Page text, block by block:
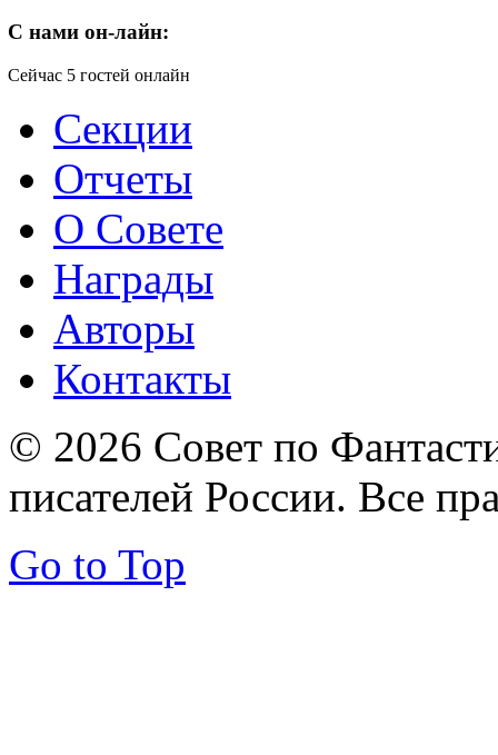
C нами он-лайн:
Сейчас 5 гостей онлайн
Секции
Отчеты
О Совете
Награды
Авторы
Контакты
© 2026 Совет по
писателей России. Все
Go to Top